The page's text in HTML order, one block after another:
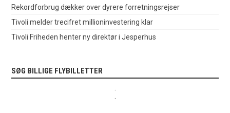
Rekordforbrug dækker over dyrere forretningsrejser
Tivoli melder trecifret millioninvestering klar
Tivoli Friheden henter ny direktør i Jesperhus
SØG BILLIGE FLYBILLETTER